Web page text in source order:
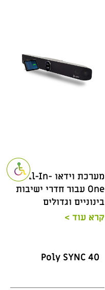
פתח סרגל
מערכת וידאו All-In-
One עבור חדרי ישיבות
בינוניים וגדולים
קרא עוד >
Poly SYNC 40